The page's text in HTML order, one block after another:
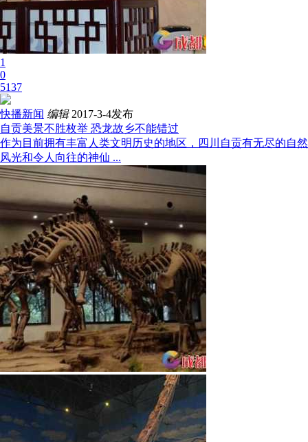
1
0
5137
快播新闻 编辑 2017-3-4发布
自贡美景不胜枚举 恐龙故乡不能错过
作为目前拥有丰富人类文明历史的地区，四川自贡有无尽的自然
风光和令人向往的神仙 ...